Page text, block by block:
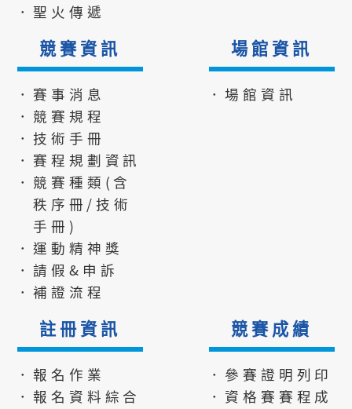
．聖火傳遞
競賽資訊
．賽事消息
．競賽規程
．技術手冊
．賽程規劃資訊
．競賽種類(含
秩序冊/技術
手冊)
．運動精神獎
．請假&申訴
．補證流程
場館資訊
．場館資訊
註冊資訊
．報名作業
．報名資料綜合
競賽成績
．參賽證明列印
．資格賽賽程成